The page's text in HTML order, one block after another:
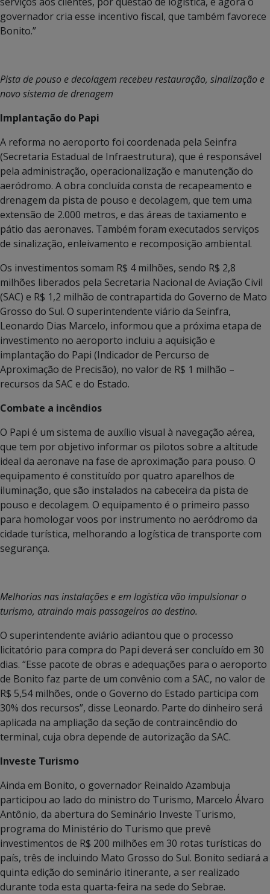
governador cria esse incentivo fiscal, que também favorece
Bonito.”
Pista de pouso e decolagem recebeu restauração, sinalização e
novo sistema de drenagem
Implantação do Papi
A reforma no aeroporto foi coordenada pela Seinfra
(Secretaria Estadual de Infraestrutura), que é responsável
pela administração, operacionalização e manutenção do
aeródromo. A obra concluída consta de recapeamento e
drenagem da pista de pouso e decolagem, que tem uma
extensão de 2.000 metros, e das áreas de taxiamento e
pátio das aeronaves. Também foram executados serviços
de sinalização, enleivamento e recomposição ambiental.
Os investimentos somam R$ 4 milhões, sendo R$ 2,8
milhões liberados pela Secretaria Nacional de Aviação Civil
(SAC) e R$ 1,2 milhão de contrapartida do Governo de Mato
Grosso do Sul. O superintendente viário da Seinfra,
Leonardo Dias Marcelo, informou que a próxima etapa de
investimento no aeroporto incluiu a aquisição e
implantação do Papi (Indicador de Percurso de
Aproximação de Precisão), no valor de R$ 1 milhão –
recursos da SAC e do Estado.
Combate a incêndios
O Papi é um sistema de auxílio visual à navegação aérea,
que tem por objetivo informar os pilotos sobre a altitude
ideal da aeronave na fase de aproximação para pouso. O
equipamento é constituído por quatro aparelhos de
iluminação, que são instalados na cabeceira da pista de
pouso e decolagem. O equipamento é o primeiro passo
para homologar voos por instrumento no aeródromo da
cidade turística, melhorando a logística de transporte com
segurança.
Melhorias nas instalações e em logística vão impulsionar o
turismo, atraindo mais passageiros ao destino.
O superintendente aviário adiantou que o processo
licitatório para compra do Papi deverá ser concluído em 30
dias. “Esse pacote de obras e adequações para o aeroporto
de Bonito faz parte de um convênio com a SAC, no valor de
R$ 5,54 milhões, onde o Governo do Estado participa com
30% dos recursos”, disse Leonardo. Parte do dinheiro será
aplicada na ampliação da seção de contraincêndio do
terminal, cuja obra depende de autorização da SAC.
Investe Turismo
Ainda em Bonito, o governador Reinaldo Azambuja
participou ao lado do ministro do Turismo, Marcelo Álvaro
Antônio, da abertura do Seminário Investe Turismo,
programa do Ministério do Turismo que prevê
investimentos de R$ 200 milhões em 30 rotas turísticas do
país, três de incluindo Mato Grosso do Sul. Bonito sediará a
quinta edição do seminário itinerante, a ser realizado
durante toda esta quarta-feira na sede do Sebrae.